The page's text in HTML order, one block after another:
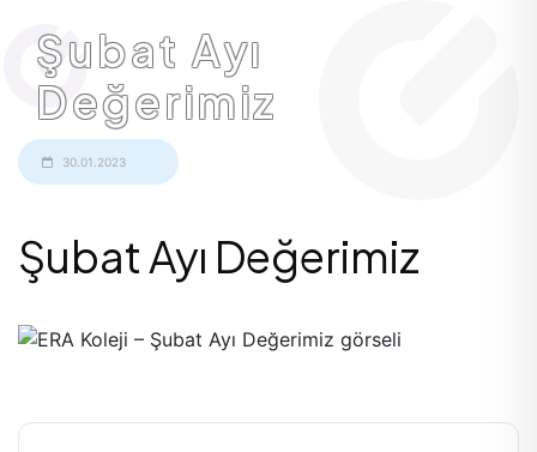
Şubat Ayı
Değerimiz
30.01.2023
Şubat Ayı Değerimiz